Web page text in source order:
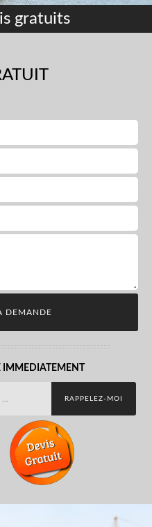
gratuits
IMMEDIATEMENT